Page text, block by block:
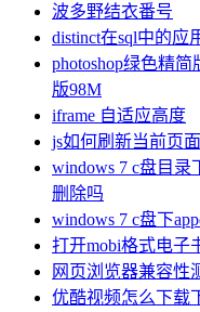
波多野结衣番号
distinct在sql中的应
photoshop绿色精简
版98M
iframe 自适应高度
js如何刷新当前页面
windows 7 c盘目录
删除吗
windows 7 c盘下
打开mobi格式电子
网页浏览器兼容性
优酷视频怎么下载